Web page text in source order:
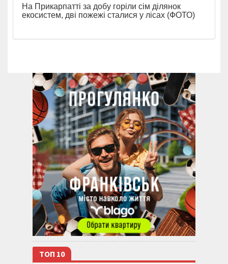
На Прикарпатті за добу горіли сім ділянок
екосистем, дві пожежі сталися у лісах (ФОТО)
ТОП 10